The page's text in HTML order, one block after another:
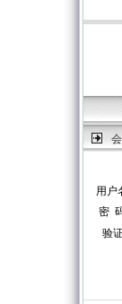
用户
密
验